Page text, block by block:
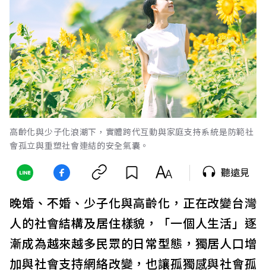
高齡化與少子化浪潮下，實體跨代互動與家庭支持系統是防範社
會孤立與重塑社會連結的安全氣囊。
聽遠見
晚婚、不婚、少子化與高齡化，正在改變台灣
人的社會結構及居住樣貌，「一個人生活」逐
漸成為越來越多民眾的日常型態，獨居人口增
加與社會支持網絡改變，也讓孤獨感與社會孤